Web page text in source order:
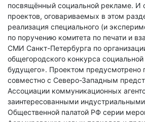
посвящённый социальной рекламе. И
проектов, оговариваемых в этом
реализация специального (и
по поручению комитета по печати и
СМИ Санкт-Петербурга по
общегородского конкурса
будущего». Проектом предусмотрено
совместно с Северо-Западным
Ассоциации коммуникационных
заинтересованными
Общественной палатой РФ серии